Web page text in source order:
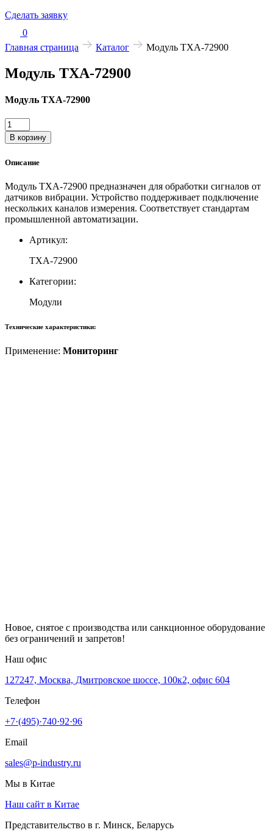
Сделать заявку
0
Главная страница
Каталог Модуль TXA-72900
Модуль TXA-72900
Модуль TXA-72900
Количество
товара
Модуль
72900
В корзину
Описание
Модуль TXA-72900 предназначен для обработки сигналов от
датчиков вибрации. Устройство поддерживает подключение
нескольких каналов измерения. Соответствует стандартам
промышленной автоматизации.
Артикул:
TXA-72900
Категории:
Модули
Технические характеристики:
Применение: Мониторинг
Новое, снятое с производства или санкционное оборудование
без ограничений и запретов!
Наш офис
127247, Москва, Дмитровское шоссе, 100к2, офис 604
Телефон
+7·(495)·740·92·96
Email
sales@p-industry.ru
Мы в Китае
Наш сайт в Китае
Представительство в г. Минск, Беларусь